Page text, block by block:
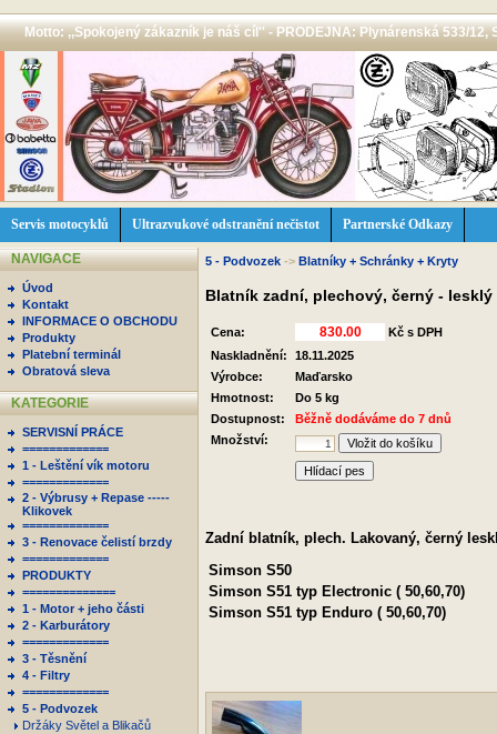
Motto: ,,Spokojený zákazník je náš cíl'' - PRODEJNA: Plynárenská 533/12,
Servis motocyklů Ultrazvukové odstranění nečistot Partnerské Odkazy
NAVIGACE
Úvod
Kontakt
INFORMACE O OBCHODU
Produkty
Platební terminál
Obratová sleva
KATEGORIE
SERVISNÍ PRÁCE
=============
1 - Leštění vík motoru
=============
2 - Výbrusy + Repase -----
Klikovek
=============
3 - Renovace čelistí brzdy
=============
PRODUKTY
==============
1 - Motor + jeho části
2 - Karburátory
=============
3 - Těsnění
4 - Filtry
=============
5 - Podvozek
Držáky Světel a Blikačů
5 - Podvozek -> Blatníky + Schránky + Kryty
Blatník zadní, plechový, černý -
Cena:
Kč s DPH
Naskladnění:
18.11.2025
Výrobce:
Maďarsko
Hmotnost:
Do 5 kg
Dostupnost:
Běžně dodáváme do 7 dnů
Množství:
Hlídací pes
Zadní blatník, plech. Lakovaný, černý
Simson S50
Simson S51 typ Electronic ( 50,60,70)
Simson S51 typ Enduro ( 50,60,70)